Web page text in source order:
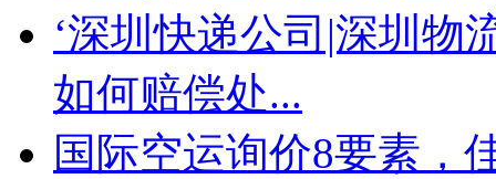
‘深圳快递公司|深圳物
如何赔偿处...
国际空运询价8要素，